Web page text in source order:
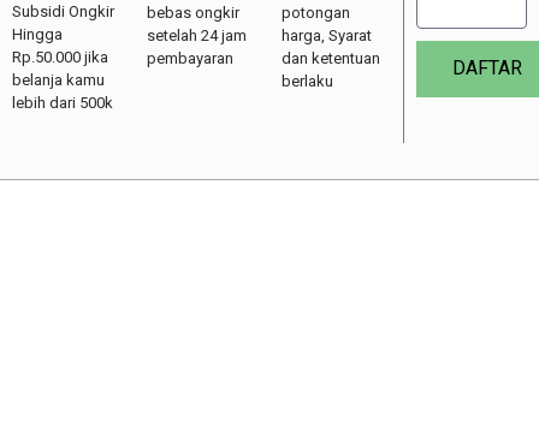
Subsidi Ongkir
Hingga
Rp.50.000 jika
belanja kamu
lebih dari 500k
bebas ongkir
setelah 24 jam
pembayaran
potongan
harga, Syarat
dan ketentuan
berlaku
DAFTAR